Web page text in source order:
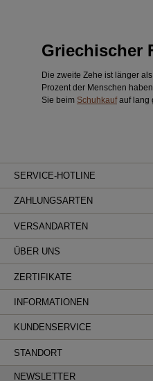
Griechischer
Die zweite Zehe ist länger
Prozent der Menschen
Sie beim Schuhkaufauf lang
SERVICE-HOTLINE
ZAHLUNGSARTEN
VERSANDARTEN
ÜBER UNS
ZERTIFIKATE
INFORMATIONEN
KUNDENSERVICE
STANDORT
NEWSLETTER